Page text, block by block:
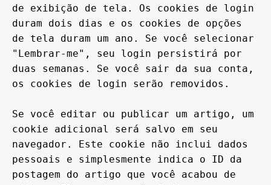
de exibição de tela. Os cookies de login
duram dois dias e os cookies de opções
de tela duram um ano. Se você selecionar
"Lembrar-me", seu login persistirá por
duas semanas. Se você sair da sua conta,
os cookies de login serão removidos.
Se você editar ou publicar um artigo, um
cookie adicional será salvo em seu
navegador. Este cookie não inclui dados
pessoais e simplesmente indica o ID da
postagem do artigo que você acabou de